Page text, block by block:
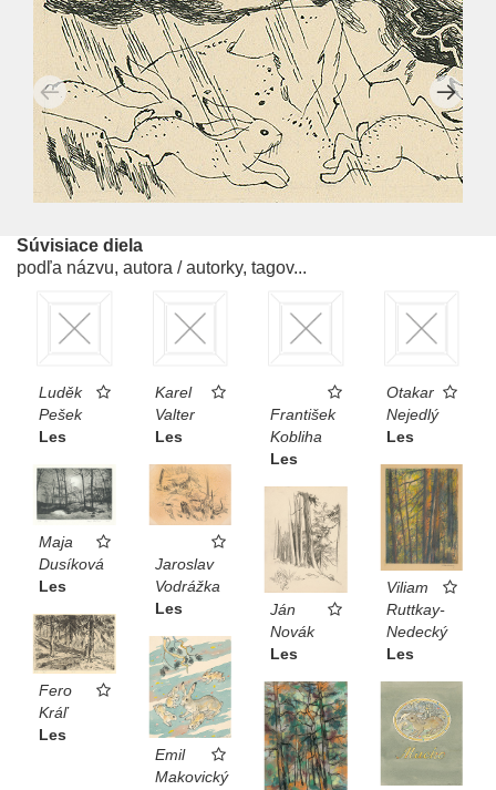
Súvisiace diela
podľa názvu, autora / autorky, tagov...
Luděk
Pešek
Les
Karel
Valter
Les
František
Kobliha
Les
Otakar
Nejedlý
Les
Maja
Dusíková
Les
Jaroslav
Vodrážka
Les
Viliam
Ruttkay-
Nedecký
Les
Ján
Novák
Les
Fero
Kráľ
Les
Emil
Makovický